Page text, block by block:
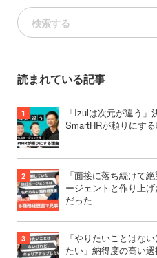
読まれている記事
「Izulは次元が違う
SmartHRが頼りにす
「面接に落ち続けて
ージェントと作り上
だった
「やりたいことはな
たい」納得度の高い